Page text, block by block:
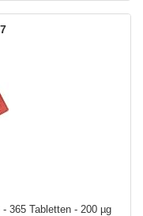
7
365 Tabletten - 200 µg